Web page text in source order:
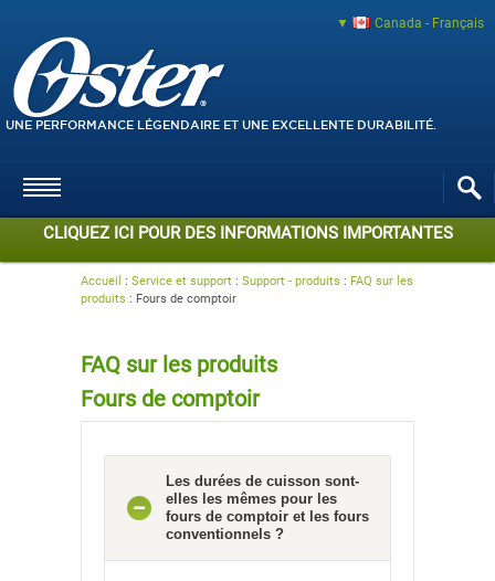
Canada - Français
UNE PERFORMANCE LÉGENDAIRE ET UNE EXCELLENTE DURABILITÉ.
CLIQUEZ ICI POUR DES INFORMATIONS IMPORTANTES
Accueil : Service et support : Support - produits : FAQ sur les
produits : Fours de comptoir
FAQ sur les produits
Fours de comptoir
Les durées de cuisson sont-
elles les mêmes pour les
fours de comptoir et les fours
conventionnels ?